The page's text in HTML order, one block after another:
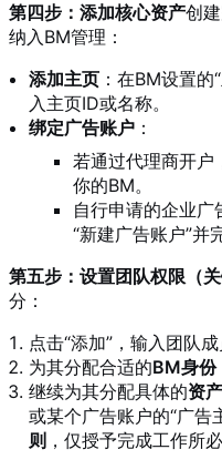
第四步：添加核心资产创
纳入BM管理：
添加主页 ：在BM设置的
入主页ID或名称。
绑定广告账户 ：
若通过代理商开户
你的BM。
自行申请的企业广
“新建广告账户”并
第五步：设置团队权限（关
分：
点击“添加”，输入团队成
为其分配合适的BM身份
继续为其分配具体的资
或某个广告账户的“广告
则 ，仅授予完成工作所